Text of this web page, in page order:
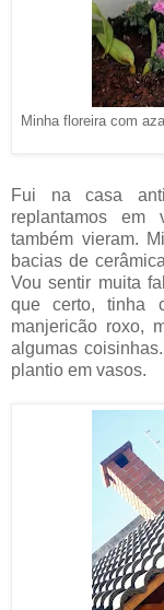
Minha floreira com
Fui na casa
replantamos em
também vieram.
bacias de
Vou sentir muita
que certo, tinha
manjericão roxo,
algumas
plantio em vasos.